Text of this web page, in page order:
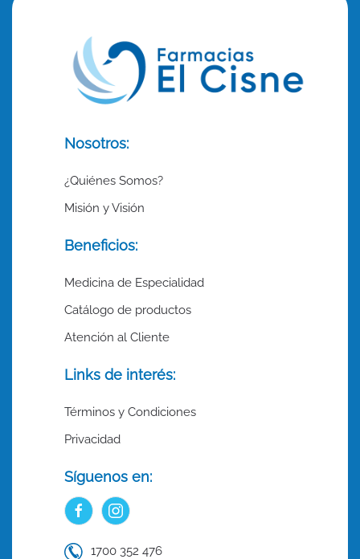
Nosotros:
¿Quiénes Somos?
Misión y Visión
Beneficios:
Medicina de Especialidad
Catálogo de productos
Atención al Cliente
Links de interés:
Términos y Condiciones
Privacidad
Síguenos en:
1700 352 476